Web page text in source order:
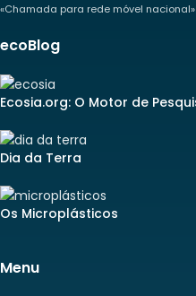
«Chamada para rede móvel nacional»
ecoBlog
Ecosia.org: O Motor de
Dia da Terra
Os Microplásticos
Menu